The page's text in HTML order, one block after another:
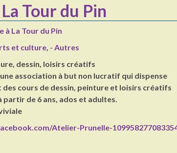
Tour du Pin
à La Tour du Pin
et culture, - Autres
dessin, loisirs créatifs
association à but non lucratif qui dispense
des cours de dessin, peinture et loisirs créatifs
partir de 6 ans, ados et adultes.
Atelier-Prunelle-